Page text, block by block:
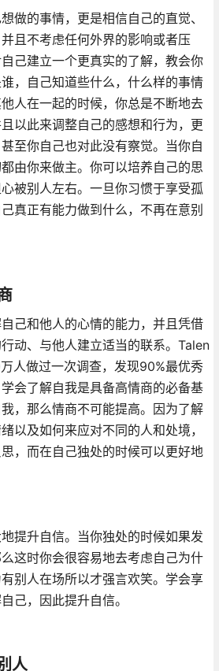
做的事情，更是相信自己的直觉、
且不考虑任何外界的影响或者压
己建立一个更真实的了解，教会你
，自己知道些什么，什么样的事情
人在一起的时候，你总是不断地去
以此来调整自己的感想和行为，更
至你自己也对此没有察觉。当你自
由你来做主。你可以培养自己的思
被别人左右。一旦你习惯于享受孤
真正有能力做到什么，不再在意别
己和他人的心情的能力，并且凭借
动、与他人建立适当的联系。Talen
人做过一次调查，发现90%最优秀
会了解自我是具备高情商的必备基
，那么情商不可能提高。因为了解
以及如何来应对不同的人和处境，
，而在自己独处的时候可以更好地
提升自信。当你独处的时候如果发
这时你会很容易地去考虑自己为什
别人在场所以才强言欢笑。学会享
己，因此提升自信。
人